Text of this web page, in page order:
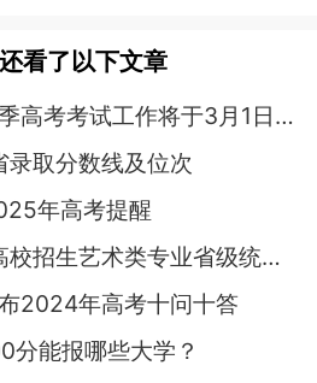
看了以下文章
黑龙江省职业教育春季高考考试工作将于3月1日启动
取分数线及位次
年高考提醒
福建：2025年普通高校招生艺术类专业省级统考时间确定
2024年高考十问十答
能报哪些大学？